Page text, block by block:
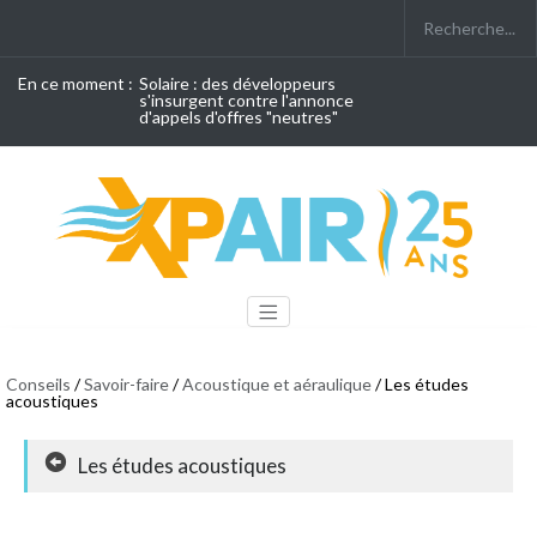
En ce moment : Solaire : des développeurs
s'insurgent contre l'annonce
d'appels d'offres "neutres"
Conseils /Savoir-faire/Acoustique et aéraulique/ Les études
acoustiques
Les études acoustiques